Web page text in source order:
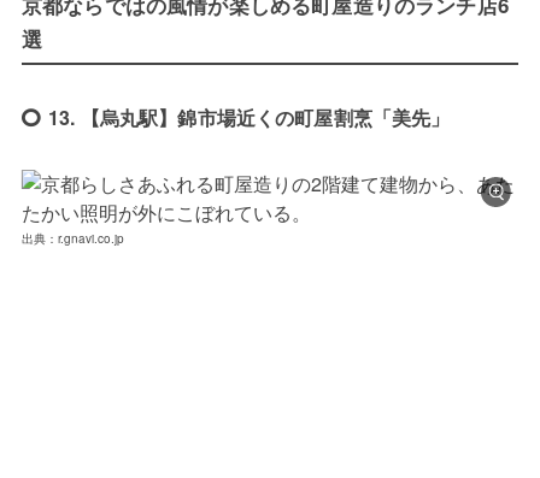
選
13. 【烏丸駅】錦市場近くの町屋割烹「美先」
出典：r.gnavi.co.jp